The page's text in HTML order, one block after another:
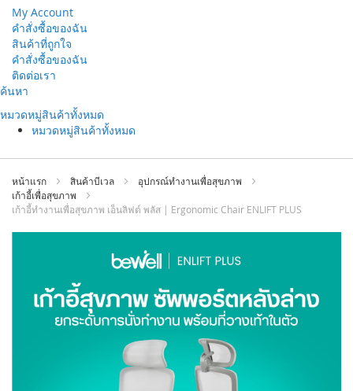
My Account
คำสั่งซื้อของฉัน
สินค้าที่ถูกใจ
คำสั่งซื้อของฉัน
ติดต่อเรา
ข้าม
ที่
เนื้อหา
ค้นหา
หมวดหมู่สินค้าทั้งหมด
หมวดหมู่สินค้าทั้งหมด
หน้าแรก สินค้าบีเวล
อุปกรณ์ทำงานเพื่อสุขภาพ
เก้าอี้เพื่อสุขภาพ
เก้าอี้ทำงานเพื่อสุขภาพ เอ็นลิฟต์ พลัส | Ergonomic Chair ENLIFT PLUS